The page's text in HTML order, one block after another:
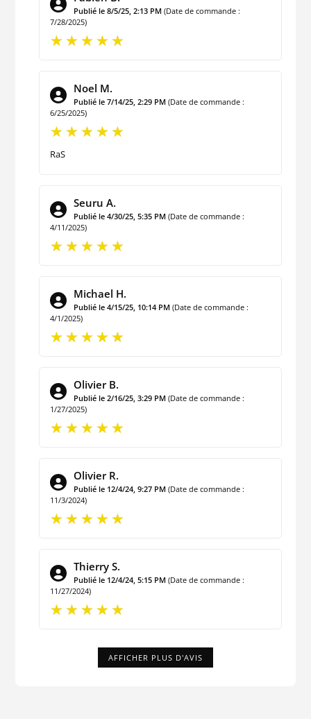
Publié le 8/5/25, 2:13 PM (Date de commande :
7/28/2025)
Noel M.
Publié le 7/14/25, 2:29 PM (Date de commande :
6/25/2025)
RaS
Seuru A.
Publié le 4/30/25, 5:35 PM (Date de commande :
4/11/2025)
Michael H.
Publié le 4/15/25, 10:14 PM (Date de commande :
4/1/2025)
Olivier B.
Publié le 2/16/25, 3:29 PM (Date de commande :
1/27/2025)
Olivier R.
Publié le 12/4/24, 9:27 PM (Date de commande :
11/3/2024)
Thierry S.
Publié le 12/4/24, 5:15 PM (Date de commande :
11/27/2024)
AFFICHER PLUS D'AVIS